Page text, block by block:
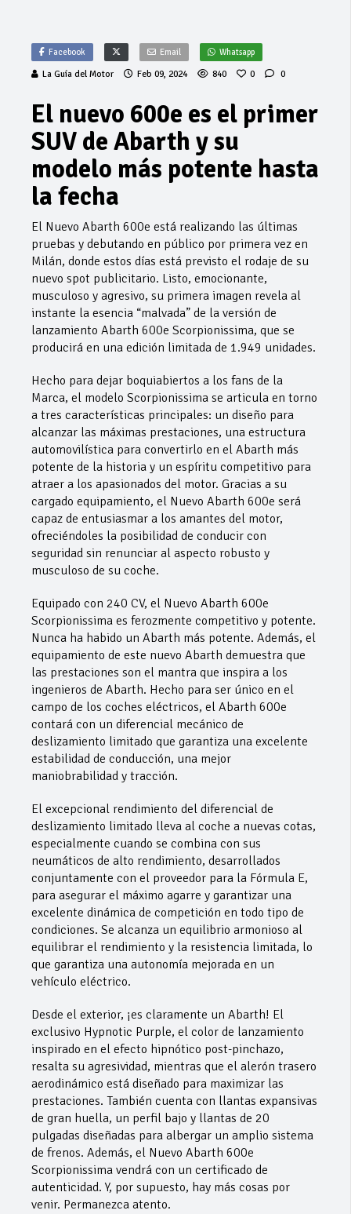
Facebook Email Whatsapp
La Guía del Motor Feb 09, 2024 840 0 0
El nuevo 600e es el primer
SUV de Abarth y su
modelo más potente hasta
la fecha
El Nuevo Abarth 600e está realizando las últimas
pruebas y debutando en público por primera vez en
Milán, donde estos días está previsto el rodaje de su
nuevo spot publicitario. Listo, emocionante,
musculoso y agresivo, su primera imagen revela al
instante la esencia “malvada” de la versión de
lanzamiento Abarth 600e Scorpionissima, que se
producirá en una edición limitada de 1.949 unidades.
Hecho para dejar boquiabiertos a los fans de la
Marca, el modelo Scorpionissima se articula en torno
a tres características principales: un diseño para
alcanzar las máximas prestaciones, una estructura
automovilística para convertirlo en el Abarth más
potente de la historia y un espíritu competitivo para
atraer a los apasionados del motor. Gracias a su
cargado equipamiento, el Nuevo Abarth 600e será
capaz de entusiasmar a los amantes del motor,
ofreciéndoles la posibilidad de conducir con
seguridad sin renunciar al aspecto robusto y
musculoso de su coche.
Equipado con 240 CV, el Nuevo Abarth 600e
Scorpionissima es ferozmente competitivo y potente.
Nunca ha habido un Abarth más potente. Además, el
equipamiento de este nuevo Abarth demuestra que
las prestaciones son el mantra que inspira a los
ingenieros de Abarth. Hecho para ser único en el
campo de los coches eléctricos, el Abarth 600e
contará con un diferencial mecánico de
deslizamiento limitado que garantiza una excelente
estabilidad de conducción, una mejor
maniobrabilidad y tracción.
El excepcional rendimiento del diferencial de
deslizamiento limitado lleva al coche a nuevas cotas,
especialmente cuando se combina con sus
neumáticos de alto rendimiento, desarrollados
conjuntamente con el proveedor para la Fórmula E,
para asegurar el máximo agarre y garantizar una
excelente dinámica de competición en todo tipo de
condiciones. Se alcanza un equilibrio armonioso al
equilibrar el rendimiento y la resistencia limitada, lo
que garantiza una autonomía mejorada en un
vehículo eléctrico.
Desde el exterior, ¡es claramente un Abarth! El
exclusivo Hypnotic Purple, el color de lanzamiento
inspirado en el efecto hipnótico post-pinchazo,
resalta su agresividad, mientras que el alerón trasero
aerodinámico está diseñado para maximizar las
prestaciones. También cuenta con llantas expansivas
de gran huella, un perfil bajo y llantas de 20
pulgadas diseñadas para albergar un amplio sistema
de frenos. Además, el Nuevo Abarth 600e
Scorpionissima vendrá con un certificado de
autenticidad. Y, por supuesto, hay más cosas por
venir. Permanezca atento.